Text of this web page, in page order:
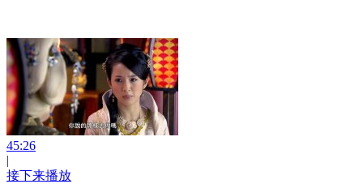
45:26
|
接下来播放